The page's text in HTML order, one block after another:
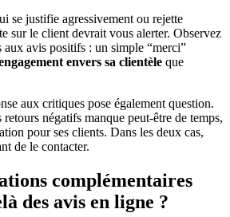
se justifie agressivement ou rejette
sur le client devrait vous alerter. Observez
aux avis positifs : un simple “merci”
envers sa clientèle que
aux critiques pose également question.
négatifs manque peut-être de temps,
pour ses clients. Dans les deux cas,
de le contacter.
complémentaires
des avis en ligne ?